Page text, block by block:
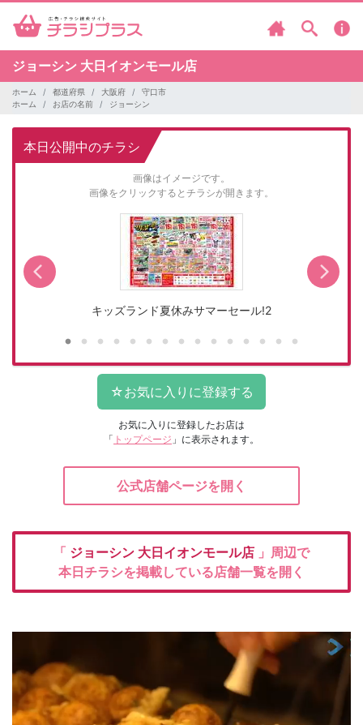
ジョーシン 大日イオンモール店
ホーム 都道府県 大阪府
守口市
ホーム
お店の名前 ジョーシン
本日公開中のチラシ
画像はイメージです。
画像をクリックするとチラシが開きます。
キッズランド夏休みサマーセール!2
お気に入りに登録したお店は
「 トップページ 」に表示されます。
公式店舗ページを開く
「 ジョーシン 大日イオンモール店 」周辺で
本日チラシを掲載している店舗一覧を開く